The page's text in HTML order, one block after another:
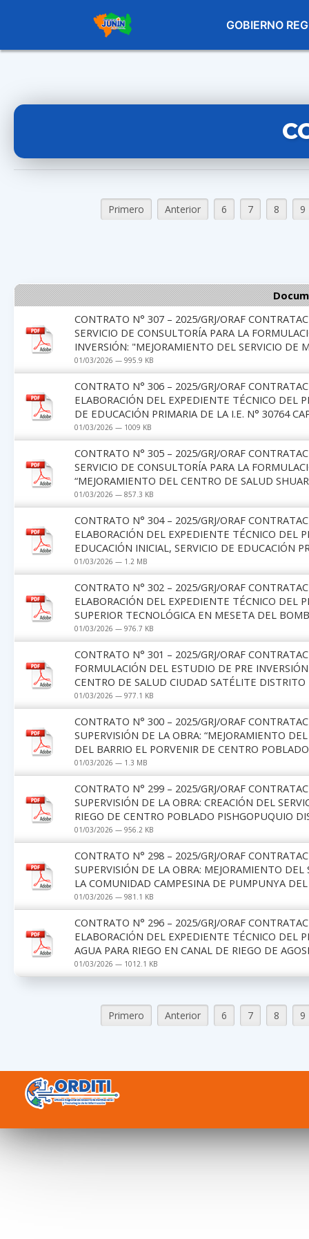
GOBIERNO
Primero Anterior 6 7 8 9
CONTRATO N° 307 – 2025/GRJ/ORAF
SERVICIO DE CONSULTORÍA PARA LA
INVERSIÓN: "MEJORAMIENTO DEL SERVICIO DE
01/03/2026 — 995.9 KB
CONTRATO N° 306 – 2025/GRJ/ORAF
ELABORACIÓN DEL EXPEDIENTE TÉCNICO DEL
DE EDUCACIÓN PRIMARIA DE LA I.E. N° 30764
01/03/2026 — 1009 KB
CONTRATO N° 305 – 2025/GRJ/ORAF
SERVICIO DE CONSULTORÍA PARA LA
“MEJORAMIENTO DEL CENTRO DE SALUD
01/03/2026 — 857.3 KB
CONTRATO N° 304 – 2025/GRJ/ORAF
ELABORACIÓN DEL EXPEDIENTE TÉCNICO DEL
EDUCACIÓN INICIAL, SERVICIO DE EDUCACIÓN
01/03/2026 — 1.2 MB
CONTRATO N° 302 – 2025/GRJ/ORAF
ELABORACIÓN DEL EXPEDIENTE TÉCNICO DEL
SUPERIOR TECNOLÓGICA EN MESETA DEL
01/03/2026 — 976.7 KB
CONTRATO N° 301 – 2025/GRJ/ORAF
FORMULACIÓN DEL ESTUDIO DE PRE
CENTRO DE SALUD CIUDAD SATÉLITE
01/03/2026 — 977.1 KB
CONTRATO N° 300 – 2025/GRJ/ORAF
SUPERVISIÓN DE LA OBRA: “MEJORAMIENTO
DEL BARRIO EL PORVENIR DE CENTRO
01/03/2026 — 1.3 MB
CONTRATO N° 299 – 2025/GRJ/ORAF
SUPERVISIÓN DE LA OBRA: CREACIÓN DEL
RIEGO DE CENTRO POBLADO PISHGOPUQUIO
01/03/2026 — 956.2 KB
CONTRATO N° 298 – 2025/GRJ/ORAF
SUPERVISIÓN DE LA OBRA: MEJORAMIENTO
LA COMUNIDAD CAMPESINA DE PUMPUNYA
01/03/2026 — 981.1 KB
CONTRATO N° 296 – 2025/GRJ/ORAF
ELABORACIÓN DEL EXPEDIENTE TÉCNICO DEL
AGUA PARA RIEGO EN CANAL DE RIEGO DE
01/03/2026 — 1012.1 KB
Primero Anterior 6 7 8 9